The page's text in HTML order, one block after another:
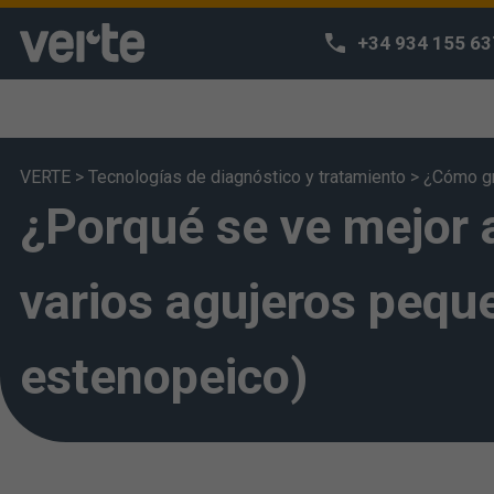
+34 934 155
VERTE > Tecnologías de diagnóstico y tratamiento > ¿Cómo
¿Porqué se ve mejor
varios agujeros
estenopeico)
Utilizamos
navegación
acceda a
entiende que